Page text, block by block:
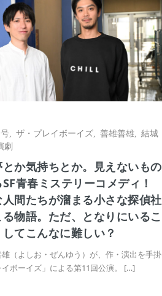
ザ・プレイボーイズ 善雄善雄
結城
劇
か気持ちとか。見えないもの
SF青春ミステリーコメディ！
間たちが溜まる小さな探偵社
物語。ただ、となりにいるこ
てこんなに難しい？
（よしお・ぜんゆう）が、作・演出を手掛
ボーイズ」による第11回公演。 […]